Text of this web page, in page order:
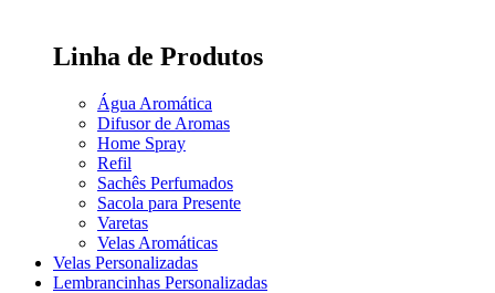
Linha de Produtos
Água Aromática
Difusor de Aromas
Home Spray
Refil
Sachês Perfumados
Sacola para Presente
Varetas
Velas Aromáticas
Velas Personalizadas
Lembrancinhas Personalizadas